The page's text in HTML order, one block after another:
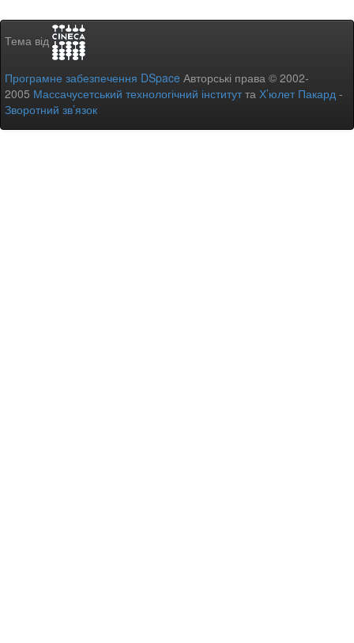
Тема від
Програмне забезпечення DSpace Авторські права © 2002-
2005 Массачусетський технологічний інститутта Х’юлет Пакард -
Зворотний зв’язок